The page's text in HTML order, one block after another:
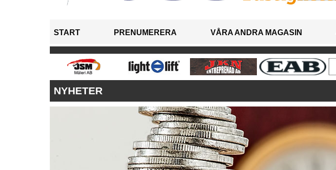
START PRENUMERERA VÅRA ANDRA MAGASIN
NYHETER